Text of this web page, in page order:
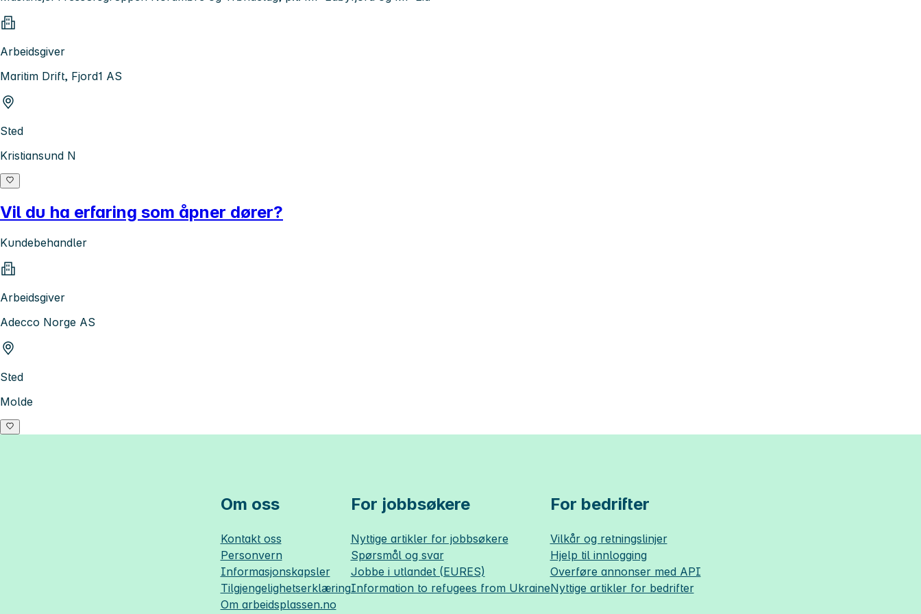
Arbeidsgiver
Maritim Drift, Fjord1 AS
Sted
Kristiansund N
Vil du ha erfaring som åpner dører?
Kundebehandler
Arbeidsgiver
Adecco Norge AS
Sted
Molde
Om oss
Kontakt oss
Personvern
Informasjonskapsler
Tilgjengelighetserklæring
Om arbeidsplassen.no
For jobbsøkere
Nyttige artikler for jobbsøkere
Spørsmål og svar
Jobbe i utlandet (EURES)
Information to refugees from Ukraine
For bedrifter
Vilkår og retningslinjer
Hjelp til innlogging
Overføre annonser med API
Nyttige artikler for bedrifter